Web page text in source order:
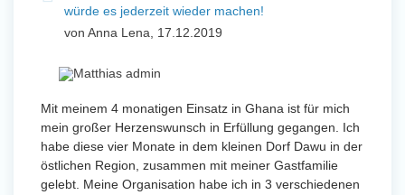
würde es jederzeit wieder machen!
von Anna Lena, 17.12.2019
Mit meinem 4 monatigen Einsatz in Ghana ist für mich
mein großer Herzenswunsch in Erfüllung gegangen. Ich
habe diese vier Monate in dem kleinen Dorf Dawu in der
östlichen Region, zusammen mit meiner Gastfamilie
gelebt. Meine Organisation habe ich in 3 verschiedenen